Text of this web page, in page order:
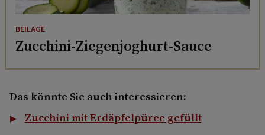
BEILAGE
Zucchini-Ziegenjoghurt-Sauce
Das könnte Sie auch interessieren:
Zucchini mit Erdäpfelpüree gefüllt